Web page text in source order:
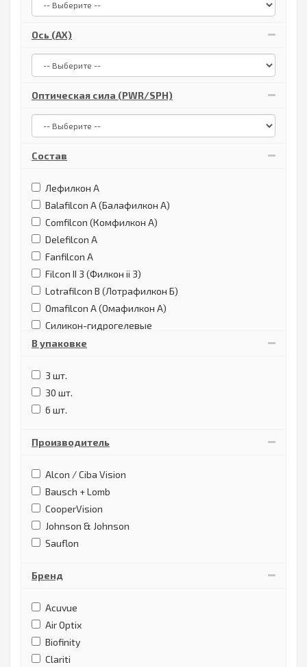
Ось (AX)
Оптическая сила (PWR/SPH)
Состав
Лефилкон А
Balafilcon A (Балафилкон А)
Comfilcon (Комфилкон А)
Delefilcon A
Fanfilcon A
Filcon II 3 (Филкон ii 3)
Lotrafilcon B (Лотрафилкон Б)
Omafilcon A (Омафилкон А)
Силикон-гидрогелевые
силикон-гидрогель
В упаковке
3 шт.
30 шт.
6 шт.
Производитель
Alcon / Ciba Vision
Bausch + Lomb
CooperVision
Johnson & Johnson
Sauflon
Бренд
Acuvue
Air Optix
Biofinity
Clariti